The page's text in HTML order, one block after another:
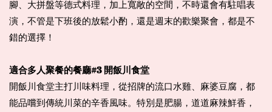
腳、大拼盤等德式料理，加上寬敞的空間，不時還會有駐唱表
演，不管是下班後的放鬆小酌，還是週末的歡樂聚會，都是不
錯的選擇！
適合多人聚餐的餐廳#3 開飯川食堂
開飯川食堂主打川味料理，從招牌的流口水雞、麻婆豆腐，都
能品嚐到傳統川菜的辛香風味。特別是肥腸，道道麻辣鮮香，